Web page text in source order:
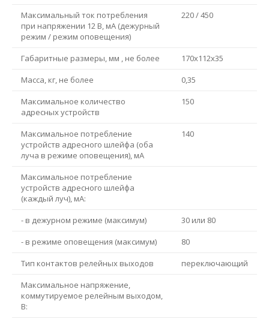
Максимальный ток потребления
при напряжении 12 В, мА (дежурный
режим / режим оповещения)
220 / 450
Габаритные размеры, мм , не более
170x112x35
Масса, кг, не более
0,35
Максимальное количество
адресных устройств
150
Максимальное потребление
устройств адресного шлейфа (оба
луча в режиме оповещения), мА
140
Максимальное потребление
устройств адресного шлейфа
(каждый луч), мА:
- в дежурном режиме (максимум)
30 или 80
- в режиме оповещения (максимум)
80
Тип контактов релейных выходов
переключающий
Максимальное напряжение,
коммутируемое релейным выходом,
В: